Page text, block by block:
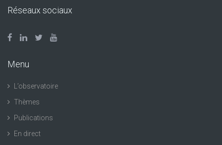
Réseaux sociaux
Menu
L’observatoire
Thèmes
Publications
En direct